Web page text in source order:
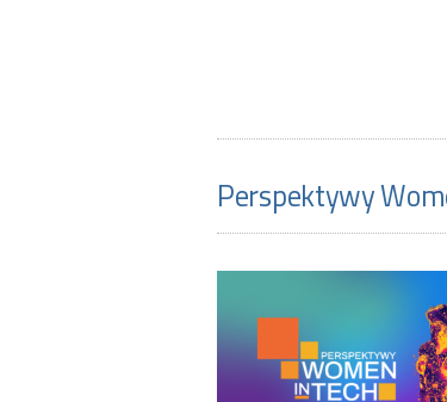
Perspektywy